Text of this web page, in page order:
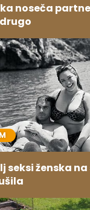
noseča
seksi ženska